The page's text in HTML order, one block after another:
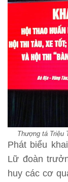
Thượng tá Triệu
Phát biểu
Lữ đoàn
huy các cơ